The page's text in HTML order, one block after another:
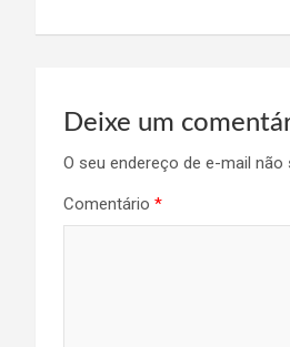
Deixe um
O seu endereço de e-mail não
Comentário *